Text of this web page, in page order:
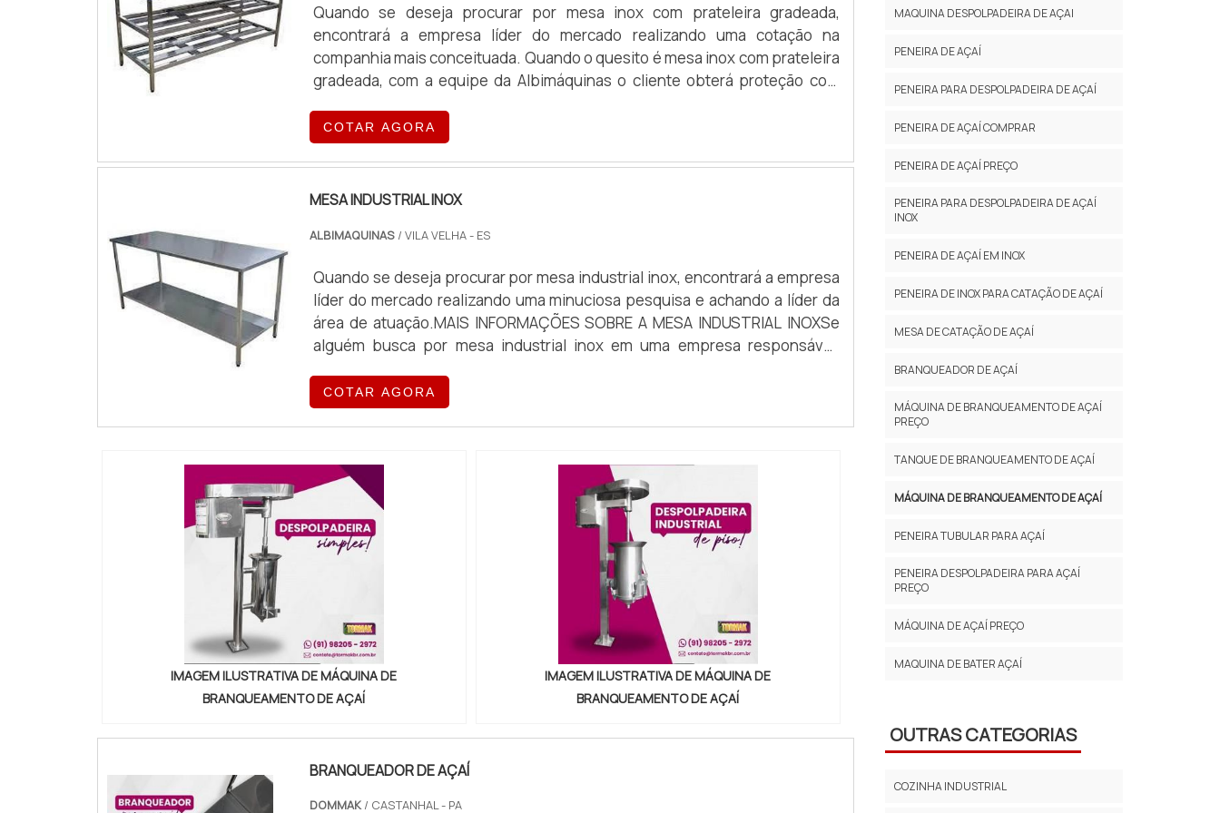
Quando se deseja procurar por mesa inox com prateleira gradeada,
encontrará a empresa líder do mercado realizando uma cotação na
companhia mais conceituada. Quando o quesito é mesa inox com prateleira
gradeada, com a equipe da Albimáquinas o cliente obterá proteção com
PRATELEIRA GRADEADAA Albimáquinas foca sua estratégia em produzir uma
estrutura aos clientes com escritório de alt...
COTAR AGORA
MESA INDUSTRIAL INOX
ALBIMAQUINAS / VILA VELHA - ES
Quando se deseja procurar por mesa industrial inox, encontrará a empresa
líder do mercado realizando uma minuciosa pesquisa e achando a líder da
área de atuação.MAIS INFORMAÇÕES SOBRE A MESA INDUSTRIAL INOXSe
alguém busca por mesa industrial inox em uma empresa responsável,
laminador de massa folhada e divisora volumétrica de massa, garantindo a
satisfação da venda à ent...
COTAR AGORA
IMAGEM ILUSTRATIVA DE MÁQUINA DE
BRANQUEAMENTO DE AÇAÍ
IMAGEM ILUSTRATIVA DE MÁQUINA DE
BRANQUEAMENTO DE AÇAÍ
BRANQUEADOR DE AÇAÍ
DOMMAK/ CASTANHAL - PA
MAQUINA DESPOLPADEIRA DE AÇAI
PENEIRA DE AÇAÍ
PENEIRA PARA DESPOLPADEIRA DE AÇAÍ
PENEIRA DE AÇAÍ COMPRAR
PENEIRA DE AÇAÍ PREÇO
PENEIRA PARA DESPOLPADEIRA DE AÇAÍ
INOX
PENEIRA DE AÇAÍ EM INOX
PENEIRA DE INOX PARA CATAÇÃO DE AÇAÍ
MESA DE CATAÇÃO DE AÇAÍ
BRANQUEADOR DE AÇAÍ
MÁQUINA DE BRANQUEAMENTO DE AÇAÍ
PREÇO
TANQUE DE BRANQUEAMENTO DE AÇAÍ
MÁQUINA DE BRANQUEAMENTO DE AÇAÍ
PENEIRA TUBULAR PARA AÇAÍ
PENEIRA DESPOLPADEIRA PARA AÇAÍ
PREÇO
MÁQUINA DE AÇAÍ PREÇO
MAQUINA DE BATER AÇAÍ
OUTRAS CATEGORIAS
COZINHA INDUSTRIAL